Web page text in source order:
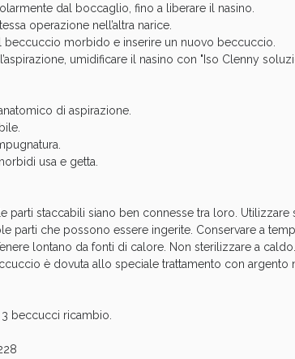
dal boccaglio, fino a liberare il nasino.
operazione nell’altra narice.
beccuccio morbido e inserire un nuovo beccuccio.
umidificare il nasino con "Iso Clenny
di aspirazione.
usa e getta.
parti staccabili siano ben connesse tra loro.
parti che possono essere ingerite. Conservare a
lontano da fonti di calore. Non sterilizzare a
è dovuta allo speciale trattamento con argento
3 beccucci ricambio.
Benessere Intestinale: